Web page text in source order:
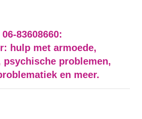
83608660:
hulp met armoede,
psychische problemen,
en meer.